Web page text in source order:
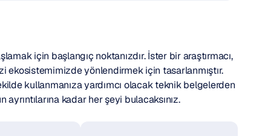
için başlangıç noktanızdır. İster bir araştırmacı,
ekosistemimizde yönlendirmek için tasarlanmıştır.
kullanmanıza yardımcı olacak teknik belgelerden
kadar her şeyi bulacaksınız.